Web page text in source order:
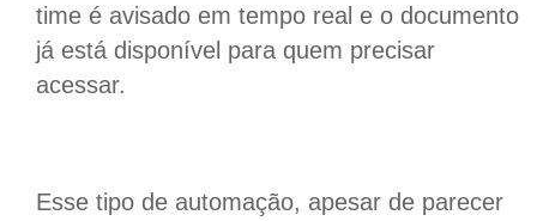
time é avisado em tempo real e o documento
já está disponível para quem precisar
acessar.
Esse tipo de automação, apesar de parecer